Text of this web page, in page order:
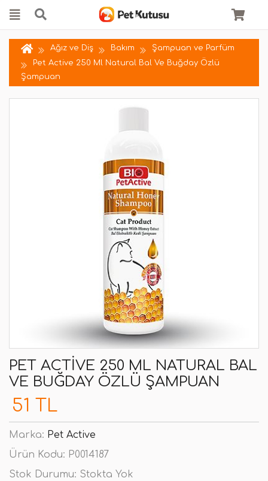
Ağız ve Diş Bakım
Şampuan ve Parfüm
Pet Active 250 Ml Natural Bal Ve Buğday Özlü
Şampuan
PET ACTIVE 250 ML NATURAL BAL
VE BUĞDAY ÖZLÜ ŞAMPUAN
51 TL
Marka: Pet Active
Ürün Kodu: P0014187
Stok Durumu: Stokta Yok